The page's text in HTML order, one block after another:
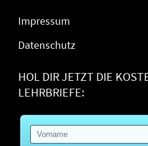
Impressum
Datenschutz
HOL DIR JETZT DIE
LEHRBRIEFE: